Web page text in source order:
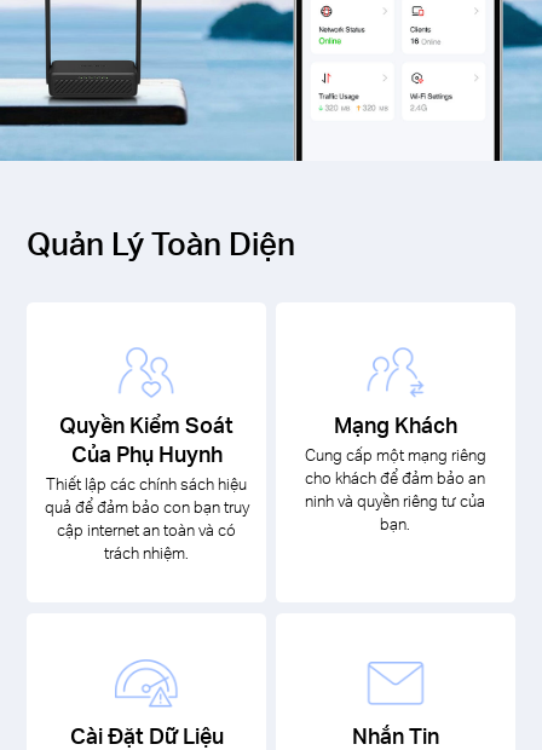
Quản Lý Toàn Diện
Quyền Kiểm Soát
Của Phụ Huynh
Thiết lập các chính sách hiệu
quả để đảm bảo con bạn truy
cập internet an toàn và có
trách nhiệm.
Mạng Khách
Cung cấp một mạng riêng
cho khách để đảm bảo an
ninh và quyền riêng tư của
bạn.
Cài Đặt Dữ Liệu Nhắn Tin